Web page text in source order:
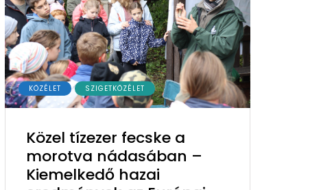
KÖZÉLET SZIGETKÖZÉLET
Közel tízezer fecske a
morotva nádasában –
Kiemelkedő hazai